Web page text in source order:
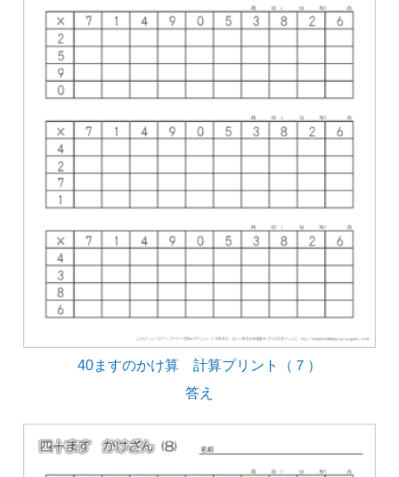
40ますのかけ算 計算プリント（７）
答え